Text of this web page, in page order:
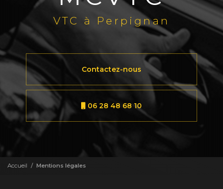
VTC à Perpignan
Contactez-nous
06 28 48 68 10
Accueil Mentions légales